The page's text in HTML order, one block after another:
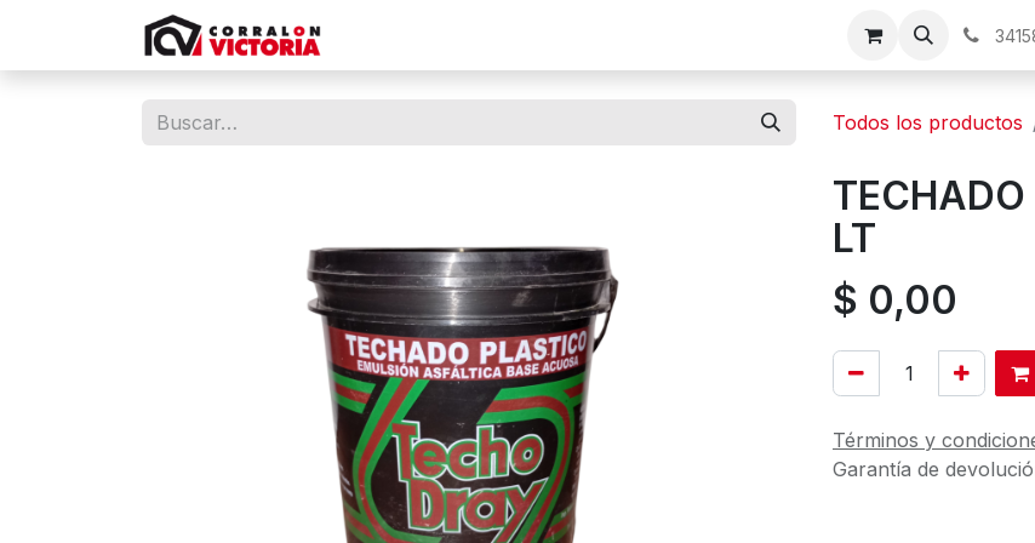
Todos los productos
LT
$ 0,00
Términos y
Garantía de